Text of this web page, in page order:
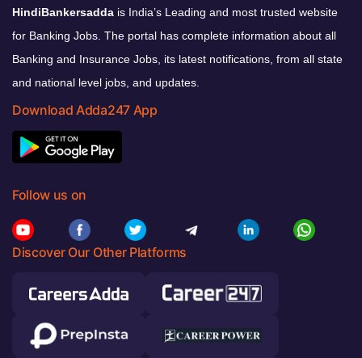
HindiBankersadda is India’s Leading and most trusted website
for Banking Jobs. The portal has complete information about all
Banking and Insurance Jobs, its latest notifications, from all state
and national level jobs, and updates.
Download Adda247 App
Follow us on
Discover Our Other Platforms